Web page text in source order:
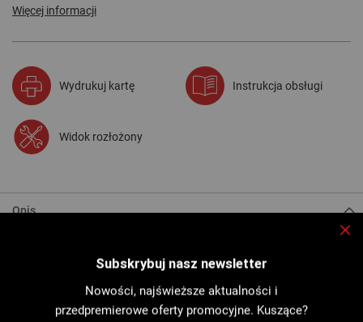
Więcej informacji
Wydrukuj kartę Instrukcja obsługi
Widok rozłożony
Opis
- elektroniczne (w przypadku przeciążenia silnika) z lampką
- cieplne (w przypadku przegrzania),
- mechaniczne (odłączenie wrzeciona w przypadku zablokowania
Subskrybuj nasz newsletter
Nowości, najświeższe aktualności i
przedpremierowe oferty promocyjne. Kuszące?